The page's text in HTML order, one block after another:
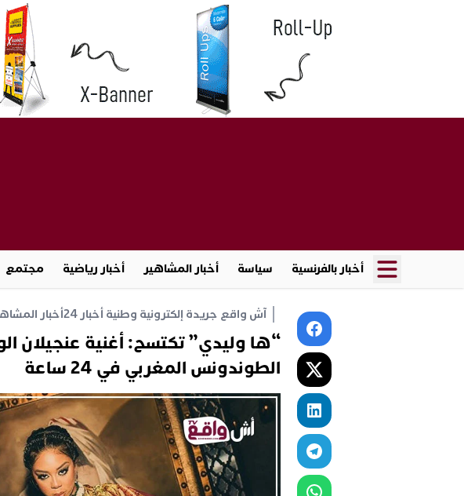
أخبار بالفرنسية سياسة أخبار المشاهير أخبار رياضية مجتمع
آش واقع جريدة إلكترونية وطنية أخبار 24 أخبار
“ها وليدي” تكتسح: أغنية عنجيلان
الطوندونس المغربي في 24 ساعة